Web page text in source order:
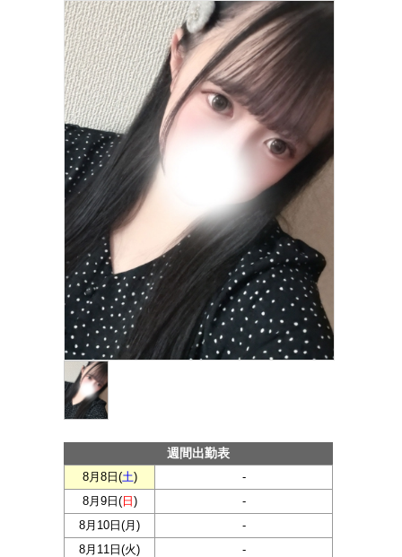
週間出勤表
8月8日(土)
-
8月9日(日 )
-
8月10日( 月 )
-
8月11日(火)
-